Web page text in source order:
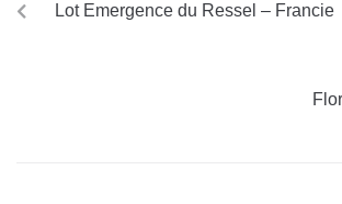
Lot Emergence du Ressel – Francie